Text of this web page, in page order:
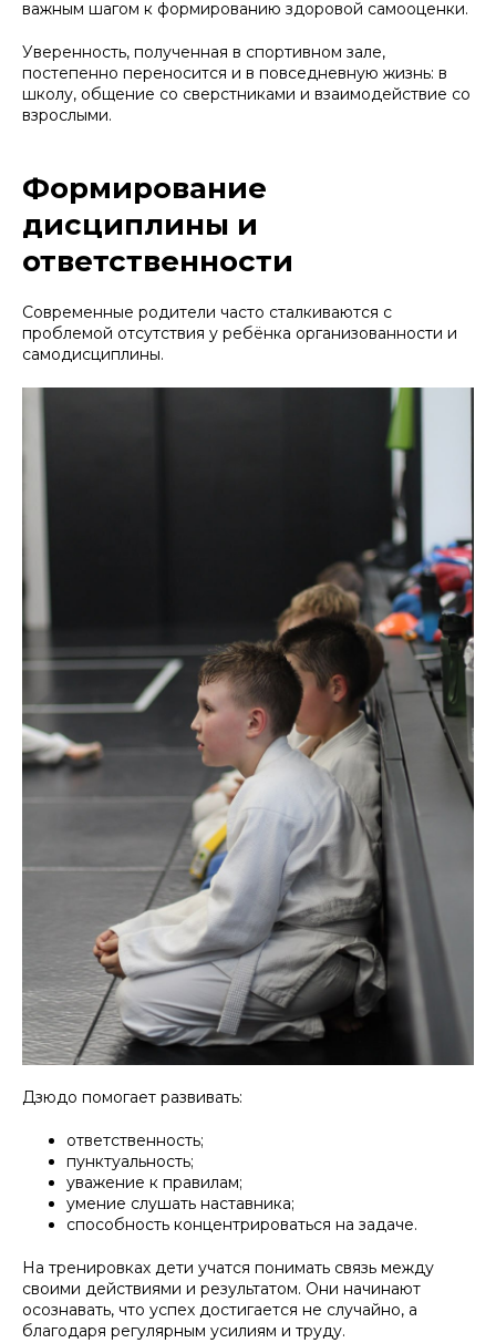
важным шагом к формированию здоровой самооценки.
Уверенность, полученная в спортивном зале,
постепенно переносится и в повседневную жизнь: в
школу, общение со сверстниками и взаимодействие со
взрослыми.
Формирование
дисциплины и
ответственности
Современные родители часто сталкиваются с
проблемой отсутствия у ребёнка организованности и
самодисциплины.
Дзюдо помогает развивать:
ответственность;
пунктуальность;
уважение к правилам;
умение слушать наставника;
способность концентрироваться на задаче.
На тренировках дети учатся понимать связь между
своими действиями и результатом. Они начинают
осознавать, что успех достигается не случайно, а
благодаря регулярным усилиям и труду.